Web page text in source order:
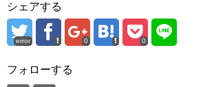
シェアする
error 0 0
フォローする